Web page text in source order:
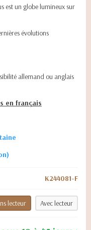
est un globe lumineux sur
évolutions
allemand ou anglais
en français
K244081-F
lecteur Avec lecteur